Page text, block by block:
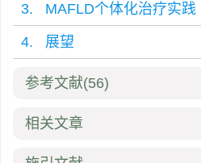
3. MAFLD个体化治疗实践
4. 展望
参考文献(56)
相关文章